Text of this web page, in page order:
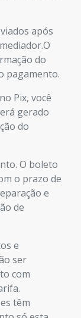
após
do
pagamento.
Pix, você
gerado
do
O boleto
o prazo de
e
de
e
ser
com
têm